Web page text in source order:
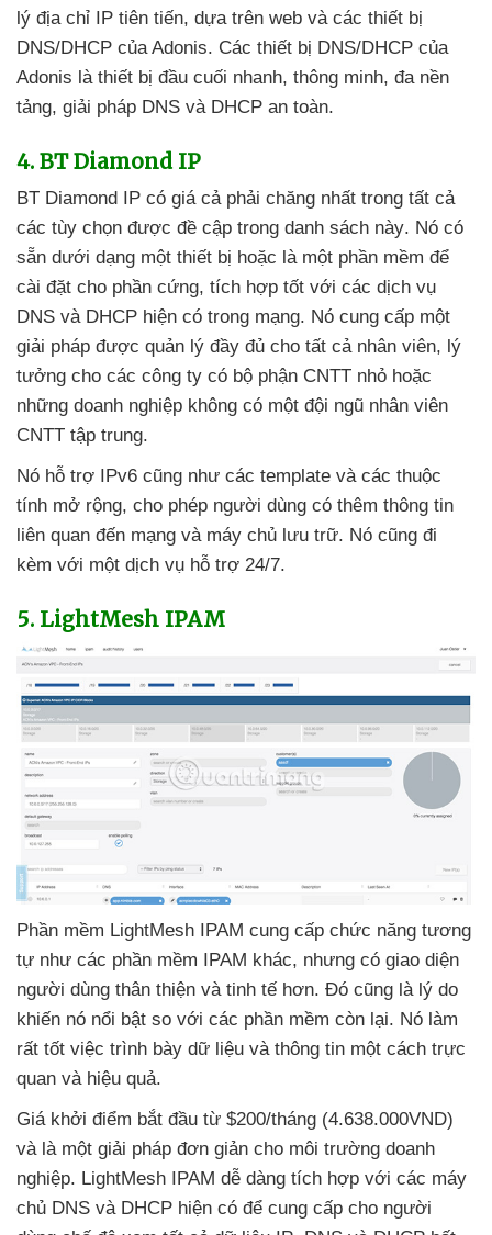
lý địa chỉ IP tiên tiến, dựa trên web và các thiết bị
DNS/DHCP của Adonis. Các thiết bị DNS/DHCP của
Adonis là thiết bị đầu cuối nhanh, thông minh, đa nền
tảng, giải pháp DNS và DHCP an toàn.
4. BT Diamond IP
BT Diamond IP có giá cả phải chăng nhất trong tất cả
các tùy chọn được đề cập trong danh sách này. Nó có
sẵn dưới dạng một thiết bị hoặc là một phần mềm để
cài đặt cho phần cứng, tích hợp tốt với các dịch vụ
DNS và DHCP hiện có trong mạng. Nó cung cấp một
giải pháp được quản lý đầy đủ cho tất cả nhân viên, lý
tưởng cho các công ty có bộ phận CNTT nhỏ hoặc
những doanh nghiệp không có một đội ngũ nhân viên
CNTT tập trung.
Nó hỗ trợ IPv6 cũng như các template và các thuộc
tính mở rộng, cho phép người dùng có thêm thông tin
liên quan đến mạng và máy chủ lưu trữ. Nó cũng đi
kèm với một dịch vụ hỗ trợ 24/7.
5. LightMesh IPAM
Phần mềm LightMesh IPAM cung cấp chức năng tương
tự như các phần mềm IPAM khác, nhưng có giao diện
người dùng thân thiện và tinh tế hơn. Đó cũng là lý do
khiến nó nổi bật so với các phần mềm còn lại. Nó làm
rất tốt việc trình bày dữ liệu và thông tin một cách trực
quan và hiệu quả.
Giá khởi điểm bắt đầu từ $200/tháng (4.638.000VND)
và là một giải pháp đơn giản cho môi trường doanh
nghiệp. LightMesh IPAM dễ dàng tích hợp với các máy
chủ DNS và DHCP hiện có để cung cấp cho người